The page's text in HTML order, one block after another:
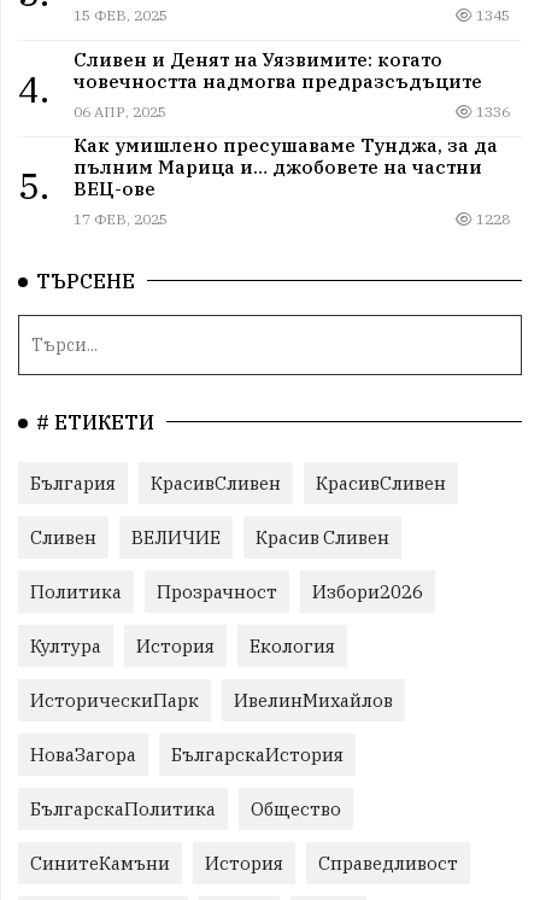
15 ФЕВ, 2025 1345
4.
Сливен и Денят на Уязвимите: когато
човечността надмогва предразсъдъците
06 АПР, 2025 1336
5.
Как умишлено пресушаваме Тунджа, за да
пълним Марица и… джобовете на частни
ВЕЦ-ове
17 ФЕВ, 2025 1228
ТЪРСЕНЕ
# ЕТИКЕТИ
България КрасивСливен КрасивСливен
Сливен ВЕЛИЧИЕ Красив Сливен
Политика Прозрачност Избори2026
Култура История Екология
ИсторическиПарк ИвелинМихайлов
НоваЗагора БългарскаИстория
БългарскаПолитика Общество
СинитеКамъни История Справедливост